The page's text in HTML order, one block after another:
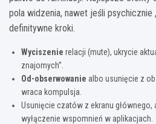
pola widzenia, nawet jeśli psychicznie
definitywne kroki.
Wyciszenie relacji (mute), ukrycie
znajomych”.
Od-obserwowanie albo usunięcie z
wraca kompulsja.
Usunięcie czatów z ekranu
wyłączenie wspomnień w aplikacjach.